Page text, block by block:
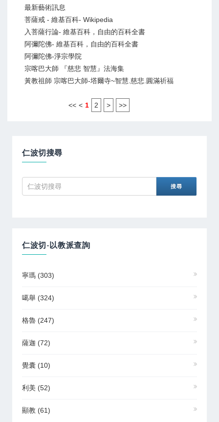
最新藝術訊息
菩薩戒 - 維基百科- Wikipedia
入菩薩行論- 維基百科，自由的百科全書
阿彌陀佛- 維基百科，自由的百科全書
阿彌陀佛-淨宗學院
宗喀巴大師 『慈悲 智慧』法海集
黃教祖師 宗喀巴大師-塔爾寺~智慧.慈悲.圓滿祈福
<< < 1 2 > >>
仁波切搜尋
仁波切-以教派查詢
寧瑪 (303)
噶舉 (324)
格魯 (247)
薩迦 (72)
覺囊 (10)
利美 (52)
顯教 (61)